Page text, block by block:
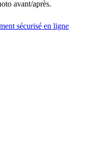
avant/après.
sécurisé en ligne